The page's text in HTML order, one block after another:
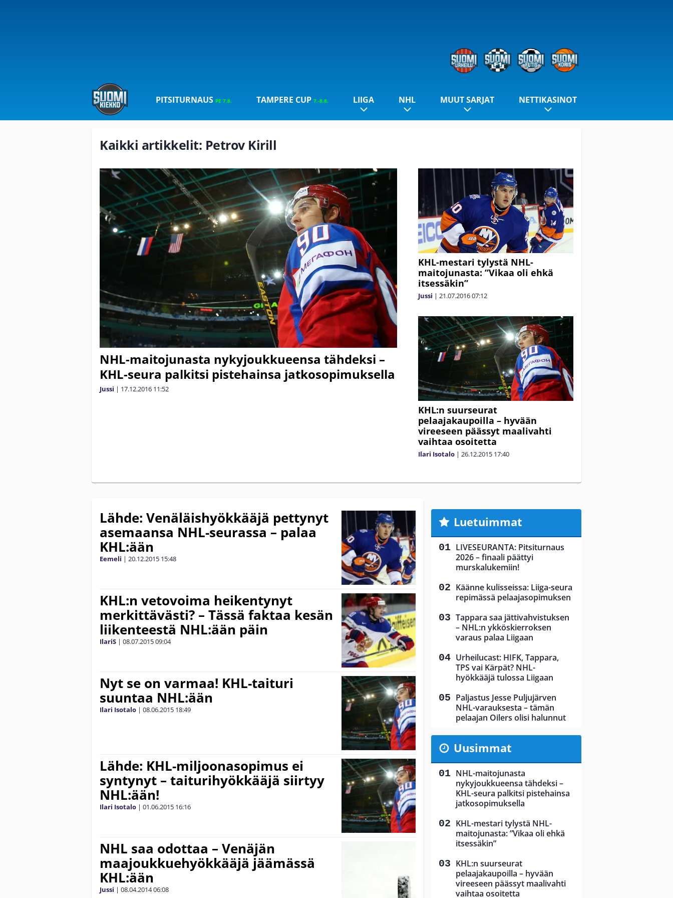
PITSITURNAUS PE 7.8. TAMPERE CUP 7.-8.8. LIIGA NHL MUUT SARJAT NETTIKASINOT
Kaikki artikkelit: Petrov Kirill
NHL-maitojunasta nykyjoukkueensa tähdeksi –
KHL-seura palkitsi pistehainsa jatkosopimuksella
Jussi | 17.12.2016 11:52
KHL-mestari tylystä NHL-
maitojunasta: ”Vikaa oli ehkä
itsessäkin”
Jussi | 21.07.201607:12
KHL:n suurseurat
pelaajakaupoilla – hyvään
vireeseen päässyt maalivahti
vaihtaa osoitetta
Ilari Isotalo | 26.12.2015 17:40
Lähde: Venäläishyökkääjä pettynyt
asemaansa NHL-seurassa – palaa
KHL:ään
Eemeli | 20.12.2015 15:48
KHL:n vetovoima heikentynyt
merkittävästi? – Tässä faktaa kesän
liikenteestä NHL:ään päin
IlariS | 08.07.201509:04
Nyt se on varmaa! KHL-taituri
suuntaa NHL:ään
Ilari Isotalo | 08.06.2015 18:49
Lähde: KHL-miljoonasopimus ei
syntynyt – taiturihyökkääjä siirtyy
NHL:ään!
Ilari Isotalo | 01.06.2015 16:16
NHL saa odottaa – Venäjän
maajoukkuehyökkääjä jäämässä
KHL:ään
Jussi | 08.04.201406:08
Luetuimmat
LIVESEURANTA: Pitsiturnaus
2026 – finaali päättyi
murskalukemiin!
Käänne kulisseissa: Liiga-seura
repimässä pelaajasopimuksen
Tappara saa jättivahvistuksen
– NHL:n ykköskierroksen
varaus palaa Liigaan
Urheilucast: HIFK, Tappara,
TPS vai Kärpät? NHL-
hyökkääjä tulossa Liigaan
Paljastus Jesse Puljujärven
NHL-varauksesta – tämän
pelaajan Oilers olisi halunnut
Uusimmat
NHL-maitojunasta
nykyjoukkueensa tähdeksi –
KHL-seura palkitsi pistehainsa
jatkosopimuksella
KHL-mestari tylystä NHL-
maitojunasta: ”Vikaa oli ehkä
itsessäkin”
KHL:n suurseurat
pelaajakaupoilla – hyvään
vireeseen päässyt maalivahti
vaihtaa osoitetta